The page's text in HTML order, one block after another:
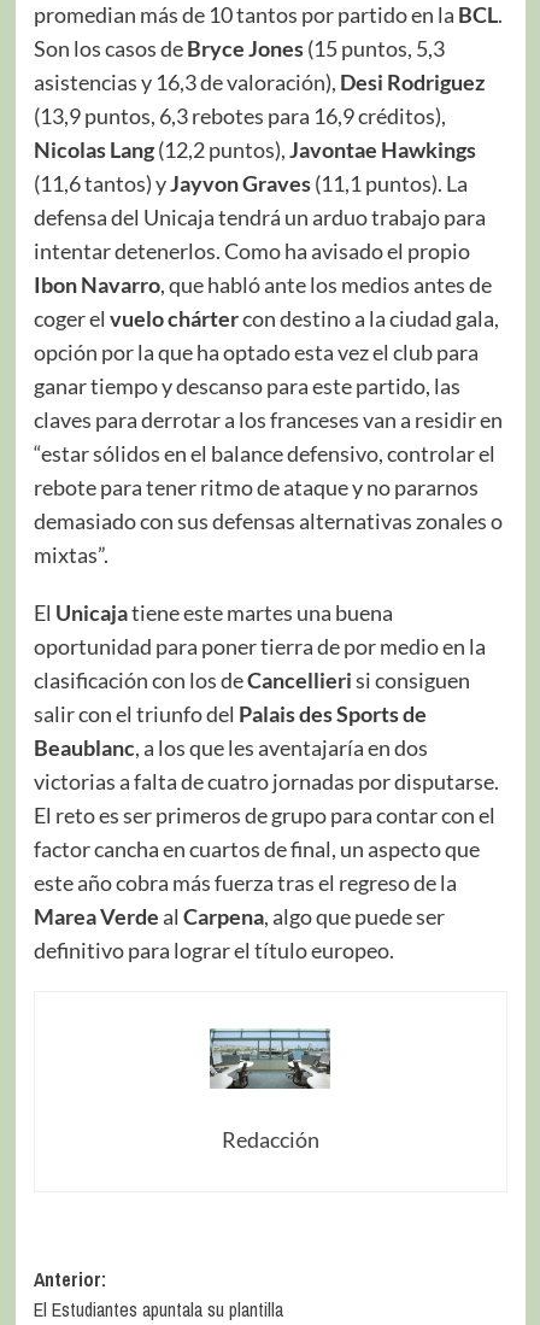
promedian más de 10 tantos por partido en la BCL.
Son los casos deBryce Jones(15 puntos, 5,3
asistencias y 16,3 de valoración), Desi Rodriguez
(13,9 puntos, 6,3 rebotes para 16,9 créditos),
Nicolas Lang(12,2 puntos),Javontae Hawkings
(11,6 tantos) yJayvon Graves(11,1 puntos). La
defensa del Unicaja tendrá un arduo trabajo para
intentar detenerlos. Como ha avisado el propio
Ibon Navarro, que habló ante los medios antes de
coger el vuelo chártercon destino a la ciudad gala,
opción por la que ha optado esta vez el club para
ganar tiempo y descanso para este partido, las
claves para derrotar a los franceses van a residir en
“estar sólidos en el balance defensivo, controlar el
rebote para tener ritmo de ataque y no pararnos
demasiado con sus defensas alternativas zonales o
mixtas”.
El Unicajatiene este martes una buena
oportunidad para poner tierra de por medio en la
clasificación con los deCancellierisi consiguen
salir con el triunfo del Palais des Sports de
Beaublanc, a los que les aventajaría en dos
victorias a falta de cuatro jornadas por disputarse.
El reto es ser primeros de grupo para contar con el
factor cancha en cuartos de final, un aspecto que
este año cobra más fuerza tras el regreso de la
Marea Verdeal Carpena, algo que puede ser
definitivo para lograr el título europeo.
Redacción
Anterior:
El Estudiantes apuntala su plantilla